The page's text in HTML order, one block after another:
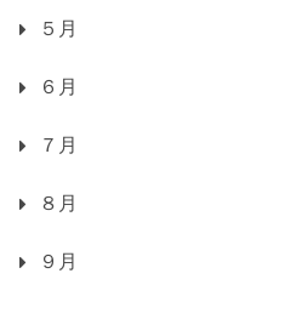
５月
６月
７月
８月
９月